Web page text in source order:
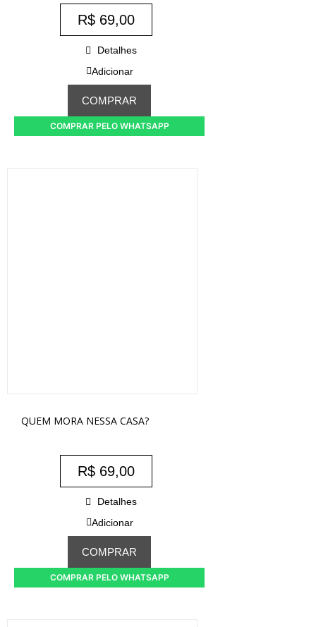
R$69,00
Detalhes
Adicionar
COMPRAR
COMPRAR PELO WHATSAPP
QUEM MORA NESSA CASA?
R$69,00
Detalhes
Adicionar
COMPRAR
COMPRAR PELO WHATSAPP